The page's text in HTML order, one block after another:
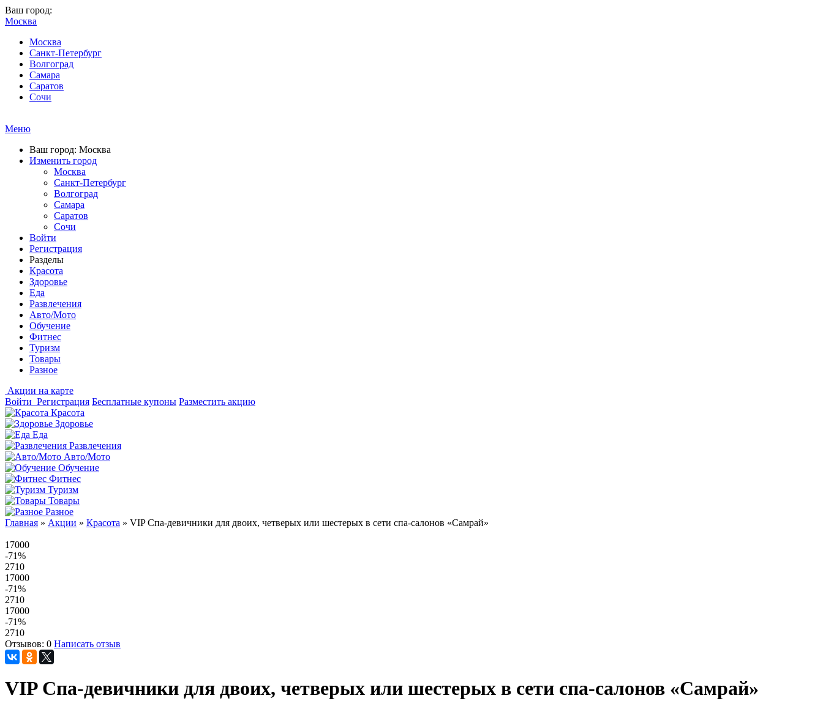
Ваш город:
Москва
Москва
Санкт-Петербург
Волгоград
Самара
Саратов
Сочи
Меню
Ваш город: Москва
Изменить город
Москва
Санкт-Петербург
Волгоград
Самара
Саратов
Сочи
Войти
Регистрация
Разделы
Красота
Здоровье
Еда
Развлечения
Авто/Мото
Обучение
Фитнес
Туризм
Товары
Разное
Акции на карте
Войти Регистрация Бесплатные купоны Разместить акцию
Красота
Здоровье
Еда
Развлечения
Авто/Мото
Обучение
Фитнес
Туризм
Товары
Разное
Главная » Акции » Красота » VIP Спа-девичники для двоих, четверых или шестерых в сети спа-салонов «Самрай»
17000
-71%
2710
17000
-71%
2710
17000
-71%
2710
Отзывов: 0 Написать отзыв
VIP Спа-девичники для двоих, четверых или шестерых в сети спа-салонов «Самрай»